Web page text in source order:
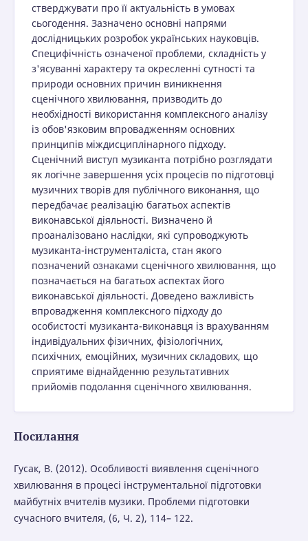
стверджувати про її актуальність в умовах
сьогодення. Зазначено основні напрями
дослідницьких розробок українських науковців.
Специфічність означеної проблеми, складність у
з'ясуванні характеру та окресленні сутності та
природи основних причин виникнення
сценічного хвилювання, призводить до
необхідності використання комплексного аналізу
із обов'язковим впровадженням основних
принципів міждисциплінарного підходу.
Сценічний виступ музиканта потрібно розглядати
як логічне завершення усіх процесів по підготовці
музичних творів для публічного виконання, що
передбачає реалізацію багатьох аспектів
виконавської діяльності. Визначено й
проаналізовано наслідки, які супроводжують
музиканта-інструменталіста, стан якого
позначений ознаками сценічного хвилювання, що
позначається на багатьох аспектах його
виконавської діяльності. Доведено важливість
впровадження комплексного підходу до
особистості музиканта-виконавця із врахуванням
індивідуальних фізичних, фізіологічних,
психічних, емоційних, музичних складових, що
сприятиме віднайденню результативних
прийомів подолання сценічного хвилювання.
Посилання
Гусак, В. (2012). Особливості виявлення сценічного
хвилювання в процесі інструментальної підготовки
майбутніх вчителів музики. Проблеми підготовки
сучасного вчителя, (6, Ч. 2), 114– 122.